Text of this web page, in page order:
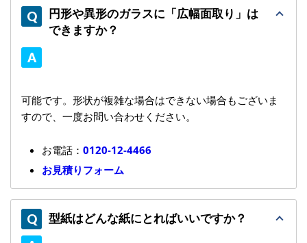
円形や異形のガラスに「広幅面取り」は
できますか？
可能です。形状が複雑な場合はできない場合もございま
すので、一度お問い合わせください。
お電話： 0120-12-4466
お見積りフォーム
型紙はどんな紙にとればいいですか？